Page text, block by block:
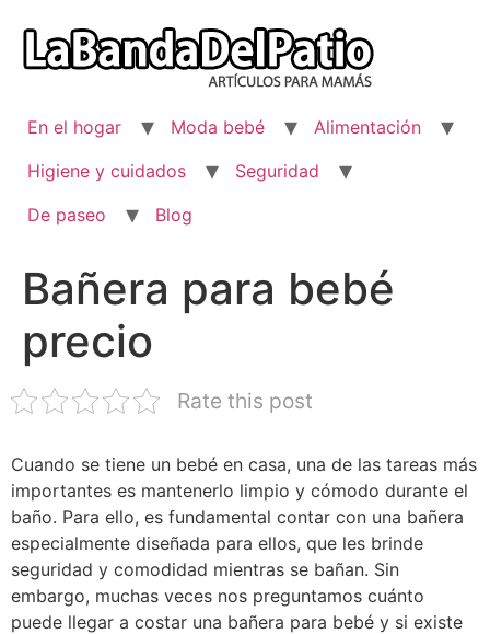
contenido
En el hogar Moda bebé
Alimentación
Higiene y cuidados
Seguridad
De paseo
Blog
Bañera para bebé
precio
Rate this post
Cuando se tiene un bebé en casa, una de las tareas más
importantes es mantenerlo limpio y cómodo durante el
baño. Para ello, es fundamental contar con una bañera
especialmente diseñada para ellos, que les brinde
seguridad y comodidad mientras se bañan. Sin
embargo, muchas veces nos preguntamos cuánto
puede llegar a costar una bañera para bebé y si existe